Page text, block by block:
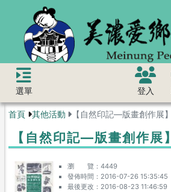
選單 登入
首頁 其他活動 【自然印記—版畫創作展】
【自然印記—版畫創作展】
瀏 覽
4449
發佈時間
2016-07-26 15:35:45
最後更改
2016-08-23 11:46:59